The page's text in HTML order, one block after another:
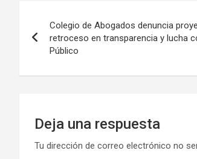
de
Colegio de Abogados denuncia
retroceso en transparencia y lucha
Público
Deja una respuesta
Tu dirección de correo electrónico no